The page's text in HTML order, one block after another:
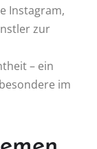
Instagram,
zur
– ein
im